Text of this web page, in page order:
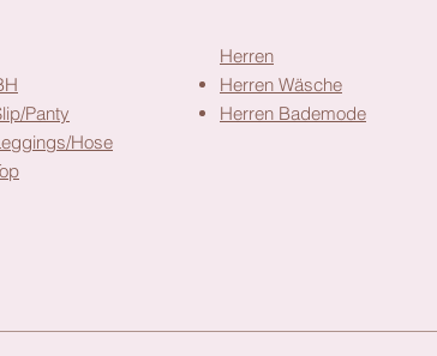
Panty
Hose
Herren
Herren Wäsche
Herren Bademode